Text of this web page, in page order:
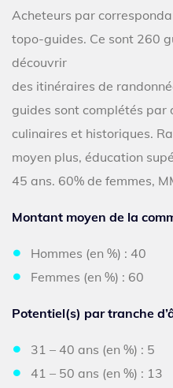
Acheteurs par
topo-guides. Ce sont 260
découvrir
des itinéraires de
guides sont complétés par
culinaires et historiques.
moyen plus, éducation
45 ans. 60% de femmes,
Montant moyen de la
Hommes (en %) : 40
Femmes (en %) : 60
Potentiel(s) par tranche
31 – 40 ans (en %) : 5
41 – 50 ans (en %) : 13